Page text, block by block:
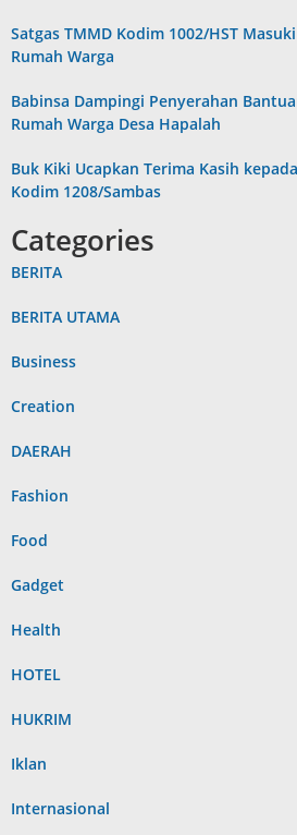
Satgas TMMD Kodim 1002/HST
Rumah Warga
Babinsa Dampingi Penyerahan
Rumah Warga Desa Hapalah
Buk Kiki Ucapkan Terima Kasih
Kodim 1208/Sambas
Categories
BERITA
BERITA UTAMA
Business
Creation
DAERAH
Fashion
Food
Gadget
Health
HOTEL
HUKRIM
Iklan
Internasional